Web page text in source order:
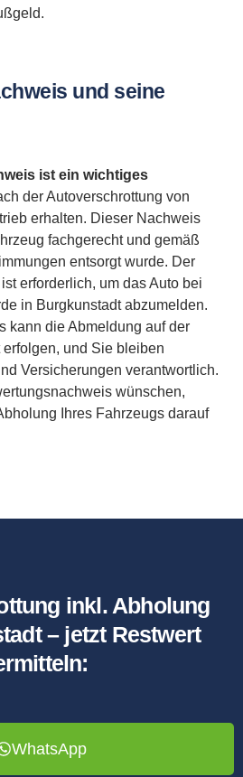
und seine
ist ein wichtiges
der Autoverschrottung von
erhalten. Dieser Nachweis
fachgerecht und gemäß
entsorgt wurde. Der
erforderlich, um das Auto bei
in Burgkunstadt abzumelden.
kann die Abmeldung auf der
und Sie bleiben
Versicherungen verantwortlich.
wünschen,
Ihres Fahrzeugs darauf
inkl. Abholung
– jetzt Restwert
WhatsApp